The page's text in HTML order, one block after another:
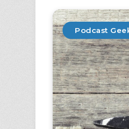
Podcast